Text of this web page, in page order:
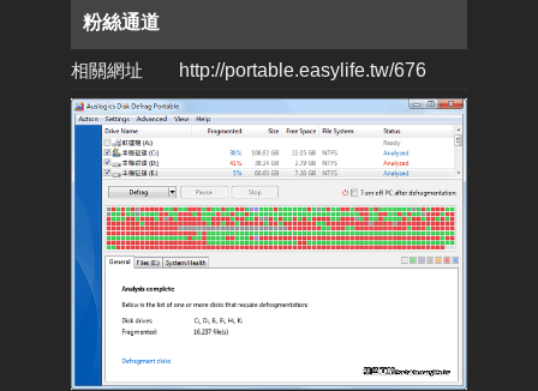
粉絲通道
相關網址 http://portable.easylife.tw/676